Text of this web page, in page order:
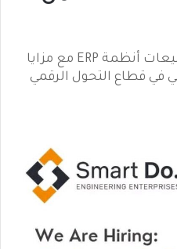
فرصة لأصحاب الخبرة في مبيعات أنظمة ERP مع مزايا
في قطاع التحول الرقمي